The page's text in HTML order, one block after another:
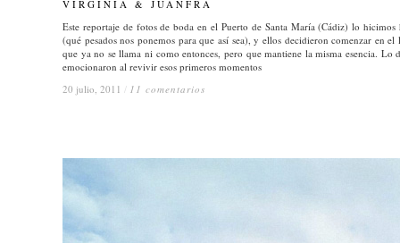
VIRGINIA & JUANFRA
Este reportaje de fotos de boda en el Puerto de Santa María (Cádiz) lo
(qué pesados nos ponemos para que así sea), y ellos decidieron comenzar en
que ya no se llama ni como entonces, pero que mantiene la misma esencia.
emocionaron al revivir esos primeros momentos
20 julio, 2011 / 11 comentarios
VIRGINIA & JUANFRA
20 julio, 2011 / 11 comentarios